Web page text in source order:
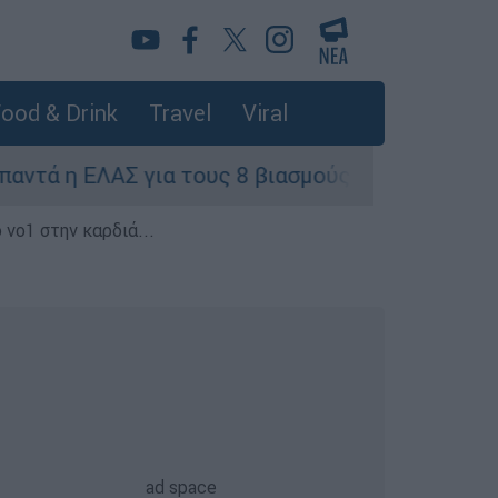
& Drink Travel Viral
για τους 8 βιασμούς τουριστριών - «Μόνο
στην καρδιά...